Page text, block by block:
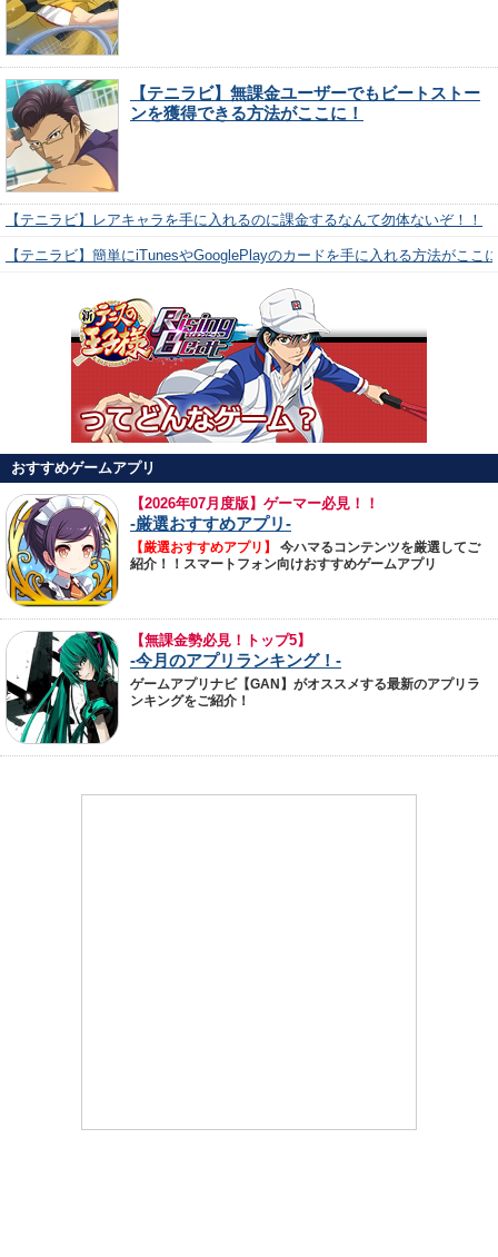
【テニラビ】無課金ユーザーでもビートストー
ンを獲得できる方法がここに！
【テニラビ】レアキャラを手に入れるのに課金するなんて勿体ないぞ！！
【テニラビ】簡単にiTunesやGooglePlayのカードを手に入れる方法がここ
おすすめゲームアプリ
【2026年07月度版】ゲーマー必見！！
-厳選おすすめアプリ-
【厳選おすすめアプリ】
今ハマるコンテンツを厳選してご
紹介！！スマートフォン向けおすすめゲームアプリ
【無課金勢必見！トップ5】
-今月のアプリランキング！-
ゲームアプリナビ【GAN】がオススメする最新のアプリラ
ンキングをご紹介！